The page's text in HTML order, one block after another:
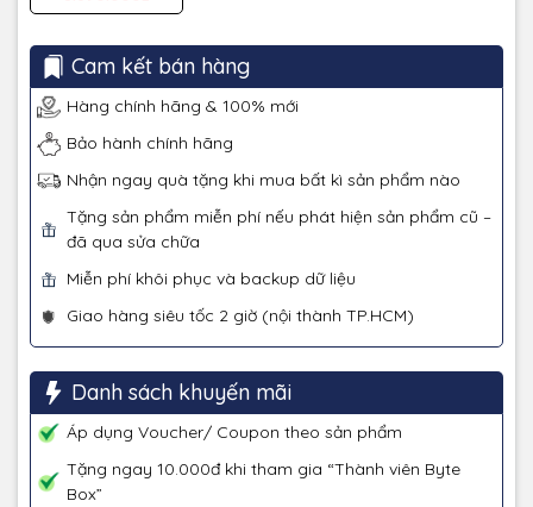
Cam kết bán hàng
Hàng chính hãng & 100% mới
Bảo hành chính hãng
Nhận ngay quà tặng khi mua bất kì sản phẩm nào
Tặng sản phẩm miễn phí nếu phát hiện sản phẩm cũ –
đã qua sửa chữa
Miễn phí khôi phục và backup dữ liệu
Giao hàng siêu tốc 2 giờ (nội thành TP.HCM)
Danh sách khuyến mãi
Áp dụng Voucher/ Coupon theo sản phẩm
Tặng ngay 10.000đ khi tham gia “Thành viên Byte
Box”